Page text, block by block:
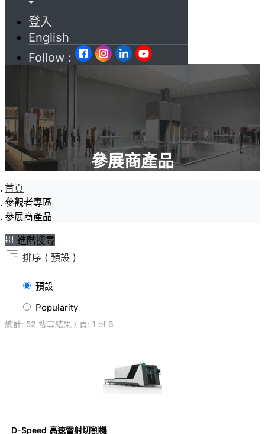
登入
English
Follow :
參展商產品
首頁
參觀者專區
參展商產品
進階搜尋
排序 ( 預設 )
預設
Popularity
總計: 52 搜尋結果 / 頁: 1 of 6
D-Speed 高速雷射切割機